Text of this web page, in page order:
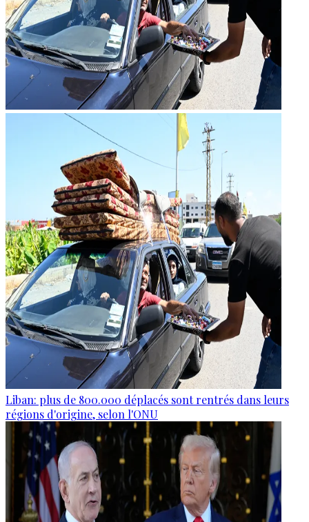
Liban: plus de 800.000 déplacés sont rentrés dans leurs
régions d'origine, selon l'ONU